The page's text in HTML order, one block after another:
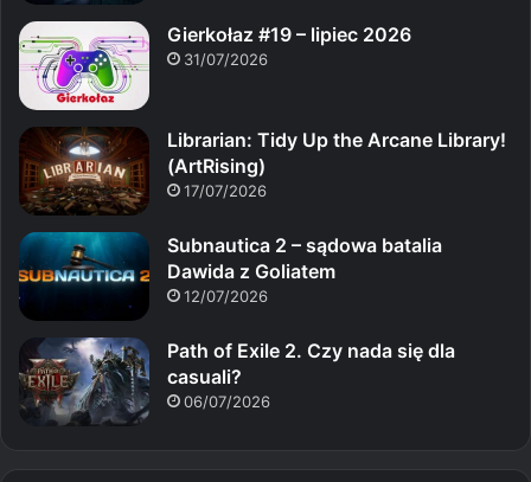
Gierkołaz #19 – lipiec 2026
31/07/2026
Librarian: Tidy Up the Arcane Library!
(ArtRising)
17/07/2026
Subnautica 2 – sądowa batalia
Dawida z Goliatem
12/07/2026
Path of Exile 2. Czy nada się dla
casuali?
06/07/2026